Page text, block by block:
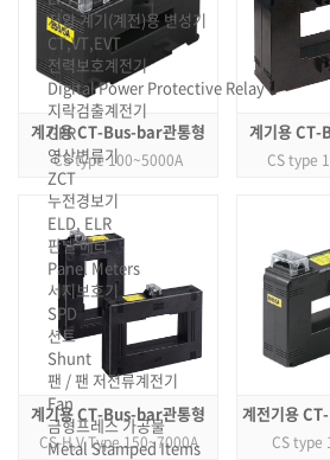
저압 계기(계전)용 변성기
CT,VT,EVT
전력보호계전기
Digital Power Protective Relay
지락검출계전기
GFR
영상변류기
ZCT
누전경보기
ELD, ELR
판넬 메터
Panel Meters
서지보호기
SPD
션트
Shunt
팬 / 팬 저전류계전기
Fan
금형프레스 가공물
Metal Stamped Items
계기용 CT-Bus-bar관통형
CS type 100~5000A
계기용 CT-
CS type
계기용 CT-Bus-bar관통형
CS-H,V Type 150~7000A
계전기용
CS type